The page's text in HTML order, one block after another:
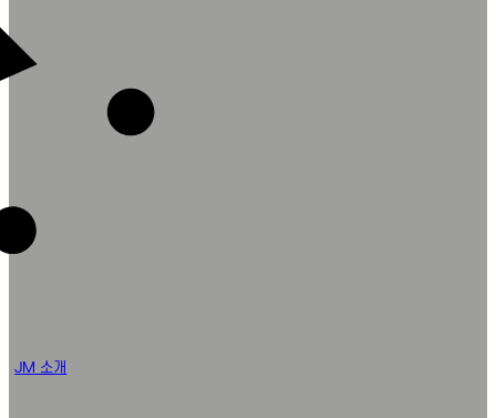
JM 소개